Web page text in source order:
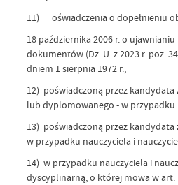
11) oświadczenia o dopełnieniu
18 października 2006 r. o
dokumentów (Dz. U. z 2023 r. poz.
dniem 1 sierpnia 1972 r.;
12) poświadczoną przez
lub dyplomowanego - w przypadku
13) poświadczoną przez
w przypadku nauczyciela i
14) w przypadku nauczyciela i
dyscyplinarną, o której mowa w art.